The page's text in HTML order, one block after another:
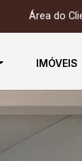
Área do
IMÓVEIS